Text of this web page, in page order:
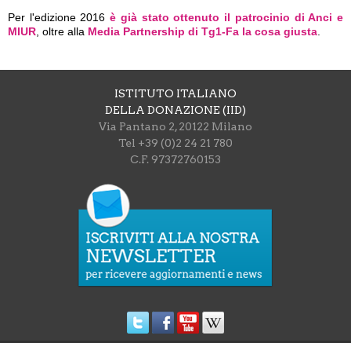
Per l'edizione 2016è già stato ottenuto il patrocinio di Anci e
MIUR, oltre alla Media Partnership di Tg1-Fa la cosa giusta.
ISTITUTO ITALIANO
DELLA DONAZIONE (IID)
Via Pantano 2, 20122 Milano
Tel +39 (0)2 24 21 780
C.F. 97372760153